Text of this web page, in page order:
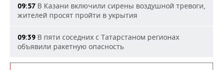
09:57 В Казани включили сирены воздушной тревоги,
жителей просят пройти в укрытия
09:39 В пяти соседних с Татарстаном регионах
объявили ракетную опасность